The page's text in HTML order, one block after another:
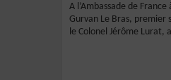
A l’Ambassade de
Gurvan Le Bras, premier
le Colonel Jérôme Lurat,